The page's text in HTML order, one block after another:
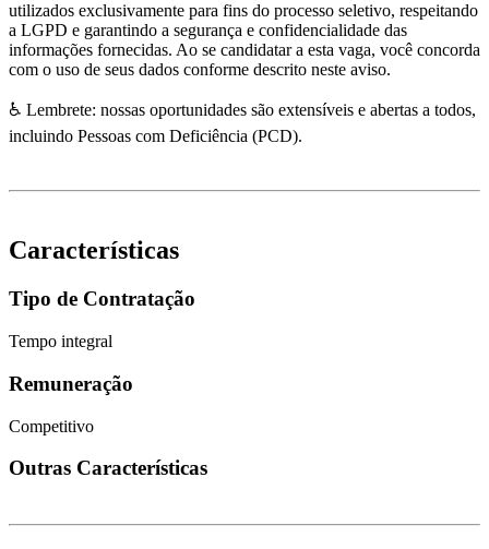
utilizados exclusivamente para fins do processo seletivo, respeitando
a LGPD e garantindo a segurança e confidencialidade das
informações fornecidas. Ao se candidatar a esta vaga, você concorda
com o uso de seus dados conforme descrito neste aviso.
♿ Lembrete: nossas oportunidades são extensíveis e abertas a todos,
incluindo Pessoas com Deficiência (PCD).
Características
Tipo de Contratação
Tempo integral
Remuneração
Competitivo
Outras Características